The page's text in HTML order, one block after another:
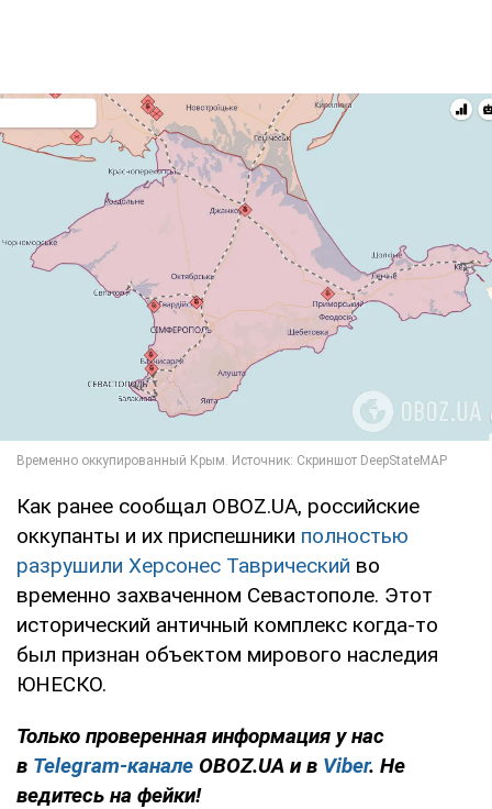
Как ранее сообщал OBOZ.UA, российские
оккупанты и их приспешники полностью
разрушили Херсонес Таврический во
временно захваченном Севастополе. Этот
исторический античный комплекс когда-то
был признан объектом мирового наследия
ЮНЕСКО.
Только проверенная информация у нас
в Telegram-канале OBOZ.UA и в Viber. Не
ведитесь на фейки!